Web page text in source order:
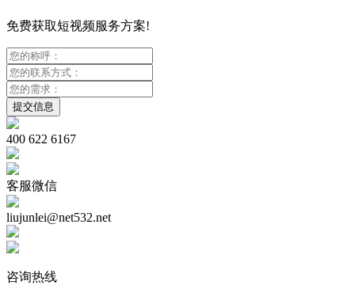
免费获取短视频服务方案!
400 622 6167
客服微信
liujunlei@net532.net
咨询热线